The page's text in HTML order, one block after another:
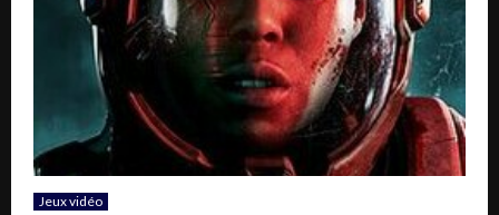
Jeux vidéo